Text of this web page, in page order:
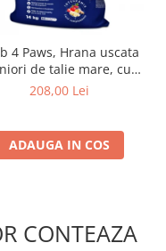
4 Paws, Hrana uscata
de talie mare, cu
pui, 14kg
208,00 Lei
ADAUGA IN COS
CONTEAZA